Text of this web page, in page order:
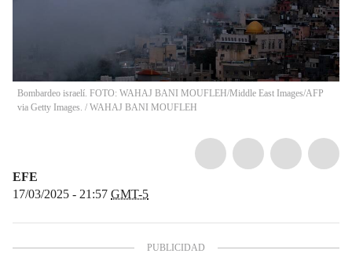
Bombardeo israelí. FOTO: WAHAJ BANI MOUFLEH/Middle East Images/AFP
via Getty Images. / WAHAJ BANI MOUFLEH
EFE
17/03/2025 - 21:57 GMT-5